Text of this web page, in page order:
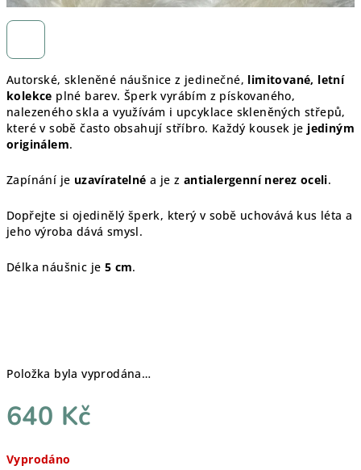
Autorské, skleněné náušnice z jedinečné, limitované, letní
kolekce plné barev. Šperk vyrábím z pískovaného,
nalezeného skla a využívám i upcyklace skleněných střepů,
které v sobě často obsahují stříbro. Každý kousek je jediným
originálem.
Zapínání je uzavíratelné a je z antialergenní nerez oceli.
Dopřejte si ojedinělý šperk, který v sobě uchovává kus léta a
jeho výroba dává smysl.
Délka náušnic je 5 cm.
Položka byla vyprodána…
640 Kč
cena:
Vyprodáno